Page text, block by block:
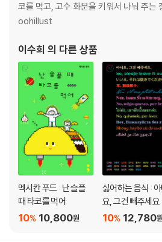
코를 먹고, 고수 화분을 키워서 나눠 주는
oohillust
이수희 의 다른 상품
멕시칸 푸드 : 난 슬플
때 타코를 먹어
10,800원
10%
싫어하는 음식 : 아
요, 그건 빼주세요
12,780원
10%